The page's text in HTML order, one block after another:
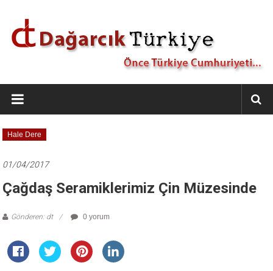
Dağarcık
Türkiye
Önce
Türkiye
Hale Dere
01/04/2017
Çağdaş Seramiklerimiz Çin Müzesinde
Gönderen: dt 0 yorum